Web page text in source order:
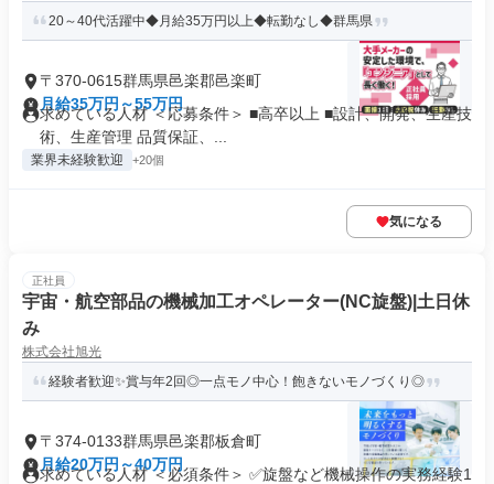
20～40代活躍中◆月給35万円以上◆転勤なし◆群馬県
〒370-0615群馬県邑楽郡邑楽町
月給35万円～55万円
求めている人材 ＜応募条件＞ ■高卒以上 ■設計、開発、生産技
術、生産管理 品質保証、...
業界未経験歓迎 +20個
気になる
正社員
宇宙・航空部品の機械加工オペレーター(NC旋盤)|土日休
み
株式会社旭光
経験者歓迎✨賞与年2回◎一点モノ中心！飽きないモノづくり◎
〒374-0133群馬県邑楽郡板倉町
月給20万円～40万円
求めている人材 ＜必須条件＞ ✅旋盤など機械操作の実務経験1